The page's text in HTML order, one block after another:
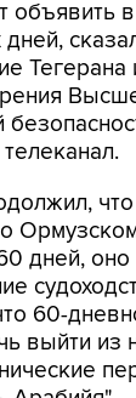
объявить
дней,
60-
выйти из